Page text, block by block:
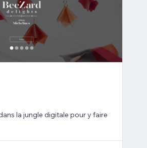
la jungle digitale pour y faire